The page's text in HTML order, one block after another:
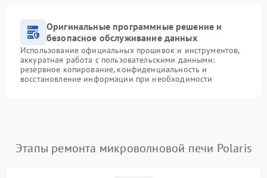
Оригинальные программные решение и
безопасное обслуживание данных
Использование официальных прошивок и инструментов,
аккуратная работа с пользовательскими данными:
резервное копирование, конфиденциальность и
восстановление информации при необходимости
Этапы ремонта микроволновой печи Polaris